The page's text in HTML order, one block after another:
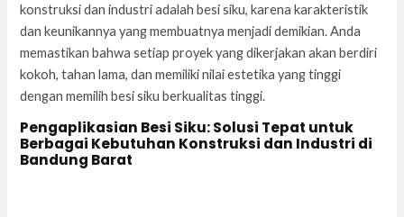
konstruksi dan industri adalah besi siku, karena karakteristik
dan keunikannya yang membuatnya menjadi demikian. Anda
memastikan bahwa setiap proyek yang dikerjakan akan berdiri
kokoh, tahan lama, dan memiliki nilai estetika yang tinggi
dengan memilih besi siku berkualitas tinggi.
Pengaplikasian Besi Siku: Solusi Tepat untuk
Berbagai Kebutuhan Konstruksi dan Industri di
Bandung Barat